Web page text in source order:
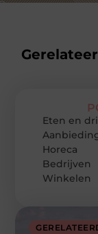
Eten en
Horeca
Bedrijven
Winkelen